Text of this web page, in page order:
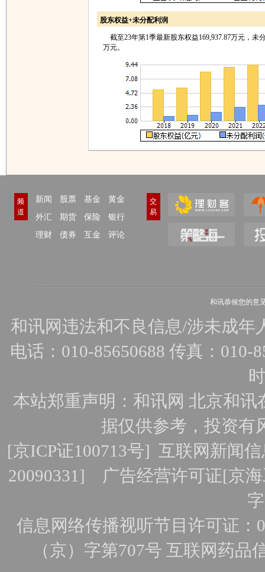
股东权益+未分配利润
截至23年第1季最新股东权益169,937.87万元，未
万元。
频
道
新闻 股票 基金
黄金
外汇
期货 保险
银行
理财
债券 互金 评论
交
易
和讯恭候您的意
和讯网违法和不良信息/涉未成年
电话：010-85650688 传真：010-
本站郑重声明：和讯网 北京和
据仅供参考，投资有
[京ICP证100713号]互联网新闻
20090331] 广告经营许可证[京
信息网络传播视听节目许可证：
（京）字第707号 互联网药品